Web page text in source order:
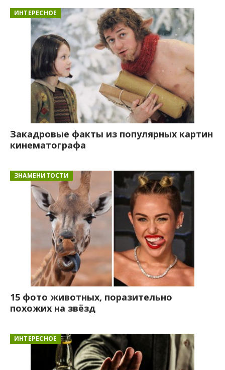
ИНТЕРЕСНОЕ
Закадровые факты из популярных картин
кинематографа
ЗНАМЕНИТОСТИ
15 фото животных, поразительно
похожих на звёзд
ИНТЕРЕСНОЕ